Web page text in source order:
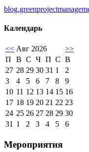
Календарь
<< Авг 2026
>>
П
В С Ч П С В
27 28 29 30 31 1
2
3
4 5 6 7 8
9
10 11 12 13 14 15 16
17 18 19 20 21 22 23
24 25 26 27 28 29 30
31 1 2 3 4 5 6
Мероприятия